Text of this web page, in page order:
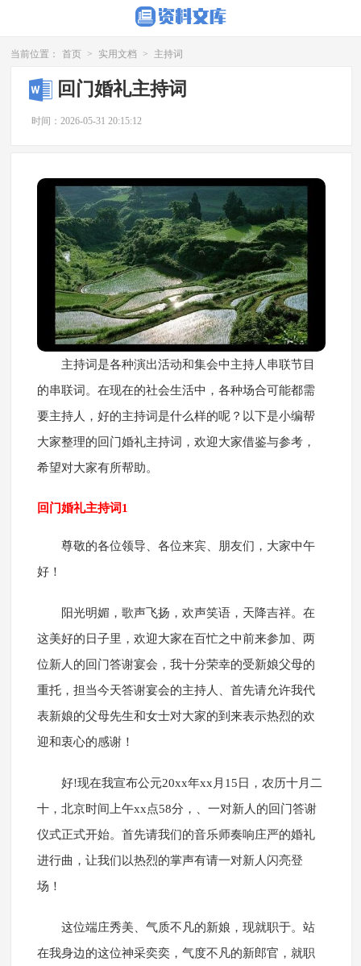
当前位置： 首页 > 实用文档 > 主持词
回门婚礼主持词
时间：2026-05-31 20:15:12
主持词是各种演出活动和集会中主持人串联节目
的串联词。在现在的社会生活中，各种场合可能都需
要主持人，好的主持词是什么样的呢？以下是小编帮
大家整理的回门婚礼主持词，欢迎大家借鉴与参考，
希望对大家有所帮助。
回门婚礼主持词1
尊敬的各位领导、各位来宾、朋友们，大家中午
好！
阳光明媚，歌声飞扬，欢声笑语，天降吉祥。在
这美好的日子里，欢迎大家在百忙之中前来参加、两
位新人的回门答谢宴会，我十分荣幸的受新娘父母的
重托，担当今天答谢宴会的主持人、首先请允许我代
表新娘的父母先生和女士对大家的到来表示热烈的欢
迎和衷心的感谢！
好!现在我宣布公元20xx年xx月15日，农历十月二
十，北京时间上午xx点58分，、一对新人的回门答谢
仪式正式开始。首先请我们的音乐师奏响庄严的婚礼
进行曲，让我们以热烈的掌声有请一对新人闪亮登
场！
这位端庄秀美、气质不凡的新娘，现就职于。站
在我身边的这位神采奕奕，气度不凡的新郎官，就职